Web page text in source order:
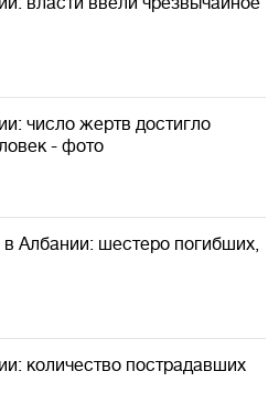
число жертв достигло
- фото
Албании: шестеро погибших,
количество пострадавших